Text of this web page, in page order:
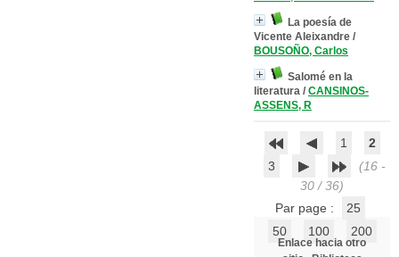
La poesía de
Vicente Aleixandre /
BOUSOÑO, Carlos
Salomé en la
literatura / CANSINOS-
ASSENS, R
1
2
3
(16 -
30 / 36)
Par page :
25
50
100 200
Enlace hacia otro